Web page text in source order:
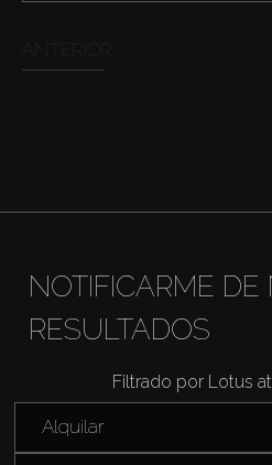
Agentes
About Us
NOTIFICARME
RESULTADOS
Filtrado por Lotus
Alquilar